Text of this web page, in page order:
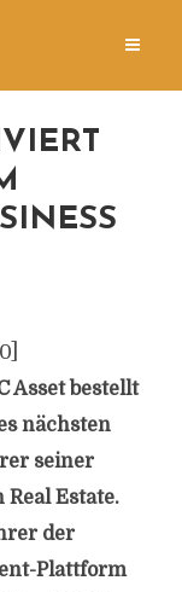
0]
Asset bestellt
nächsten
seiner
Estate.
der
Plattform